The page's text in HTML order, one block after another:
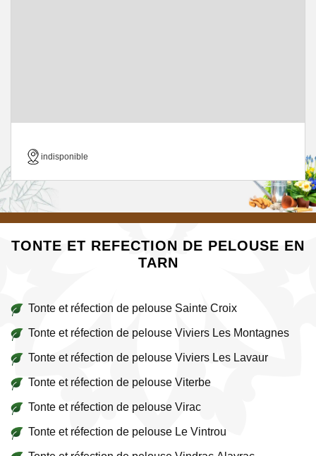
indisponible
TONTE ET REFECTION DE PELOUSE EN
TARN
Tonte et réfection de pelouse Sainte Croix
Tonte et réfection de pelouse Viviers Les Montagnes
Tonte et réfection de pelouse Viviers Les Lavaur
Tonte et réfection de pelouse Viterbe
Tonte et réfection de pelouse Virac
Tonte et réfection de pelouse Le Vintrou